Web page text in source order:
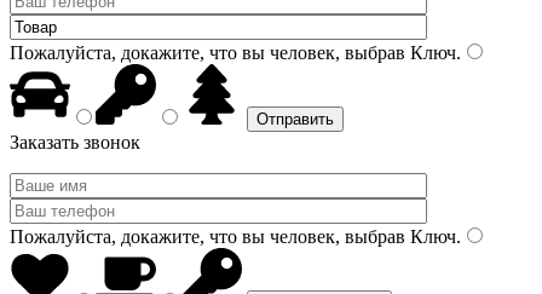
Пожалуйста, докажите, что вы человек, выбрав Ключ.
Заказать звонок
Пожалуйста, докажите, что вы человек, выбрав Ключ.